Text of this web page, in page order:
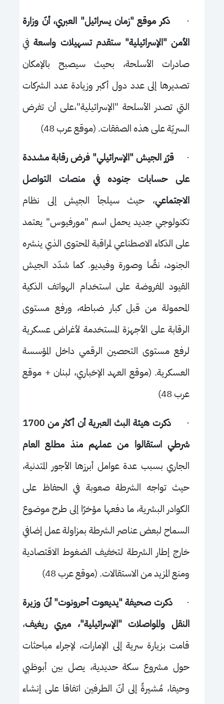
·ذكر موقع "زمان يسرائيل" العبري، أنّ وزارة
الأمن "الإسرائيلية" ستقدم تسهيلات واسعةفي
صادرات الأسلحة، بحيث سيصبح بالإمكان
تصديرها إلى عدد دول أكبر وزيادة عدد الشركات
التي تصدر الأسلحة "الإسرائيلية"،على أن تفرض
السريّة على هذه الصفقات. (موقع عرب 48)
· قرّر الجيش "الإسرائيلي" فرض رقابة مشددة
على حسابات جنوده في منصات التواصل
الاجتماعي، حيث سيلجأ الجيش إلى نظام
تكنولوجي جديد يحمل اسم "مورفيوس" يعتمد
على الذكاء الاصطناعي لمراقبة المحتوى الذي ينشره
الجنود، نصًّا وصورة وفيديو. كماشدّد الجيش
القيود المفروضة على استخدام الهواتف الذكية
المحمولة من قبل كبار ضباطه، ورفع مستوى
الرقابة على الأجهزة المستخدمة لأغراض عسكرية
لرفع مستوى التحصين الرقمي داخل المؤسسة
العسكرية. (موقع العهد الإخباري، لبنان + موقع
عرب 48)
·
ذكرت هيئة البث العبرية أن أكثر من 1700
شرطي استقالوا من عملهم منذ مطلع العام
الجاري بسبب عدة عوامل أبرزها الأجور المتدنية،
حيث تواجه الشرطة صعوبة في الحفاظ على
الكوادر البشرية، ما دفعها مؤخرًا إلى طرح موضوع
السماح لبعض عناصر الشرطة بمزاولة عمل إضافي
خارج إطار الشرطة لتخفيف الضغوط الاقتصادية
ومنع المزيد من الاستقالات. (موقع عرب 48)
· ذكرت صحيفة "يديعوت أحرونوت" أنّ وزيرة
النقل والمواصلات "الإسرائيلية"، ميري ريغيف،
قامت بزيارة سرية إلى الإمارات، لإجراء مباحثات
حول مشروع سكة حديدية، يصل بين أبوظبي
وحيفا، مُشيرةً إلى أنّ الطرفين اتفاقا على إنشاء